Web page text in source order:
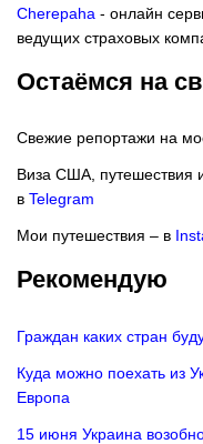
Cherepaha - онлайн
ведущих страховых
Остаёмся на
Свежие репортажи на
Виза США, путешествия
в Telegram
Мои путешествия – в
Рекомендую
Граждан каких стран
Куда можно поехать из
Европа
15 июня Украина